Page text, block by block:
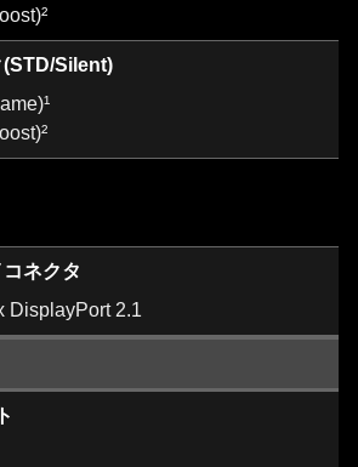
(STD/Silent)
ネクタ
DisplayPort 2.1